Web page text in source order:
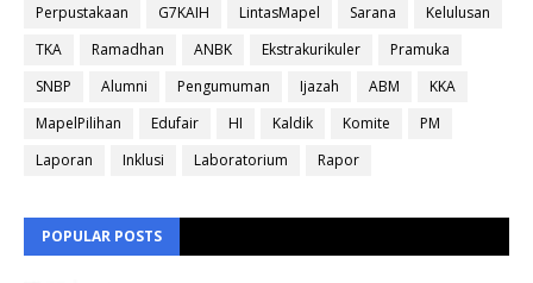
Perpustakaan
G7KAIH LintasMapel Sarana
Kelulusan
TKA
Ramadhan ANBK Ekstrakurikuler
Pramuka
SNBP
Alumni Pengumuman Ijazah ABM
KKA
MapelPilihan
Edufair HI Kaldik Komite
PM
Laporan
Inklusi Laboratorium Rapor
POPULAR POSTS